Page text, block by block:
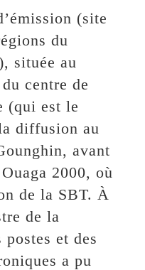
(site
du
située au
centre de
(qui est le
diffusion au
avant
2000, où
de la SBT. À
de la
et des
a pu